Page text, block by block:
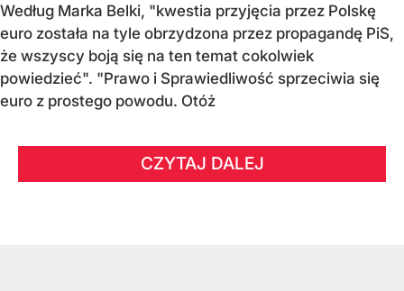
Według Marka Belki, "kwestia przyjęcia przez Polskę
euro została na tyle obrzydzona przez propagandę PiS,
że wszyscy boją się na ten temat cokolwiek
powiedzieć". "Prawo i Sprawiedliwość sprzeciwia się
euro z prostego powodu. Otóż
CZYTAJ DALEJ